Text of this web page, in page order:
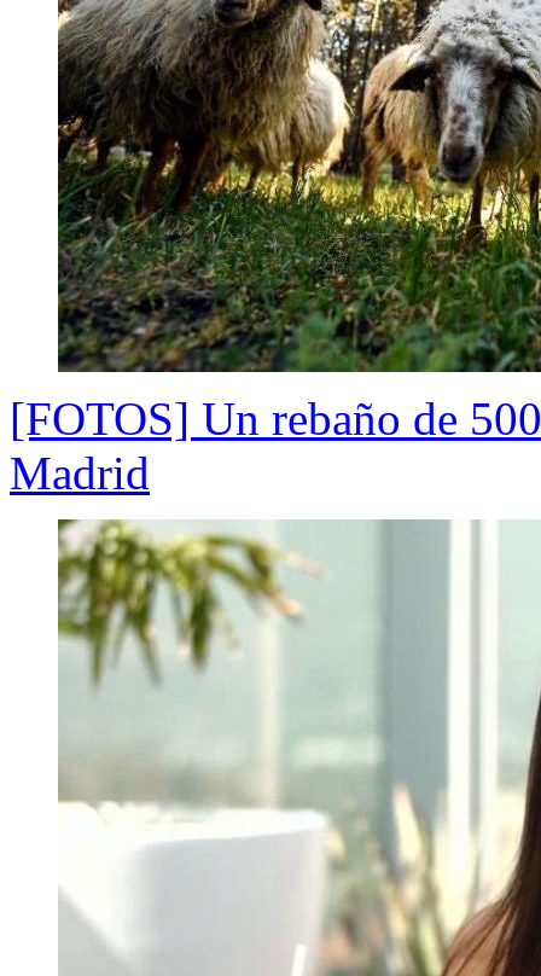
[FOTOS] Un rebaño de
Madrid